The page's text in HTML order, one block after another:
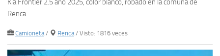
Kia Frontier 2.5 año 2025, color blanco, robado en la comuna de
Renca
Camioneta/ Renca/ Visto: 1816 veces